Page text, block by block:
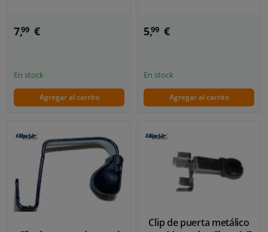
7,99 €
En stock
Agregar al carrito
5,99 €
En stock
Agregar al carrito
Clip de puerta metálico